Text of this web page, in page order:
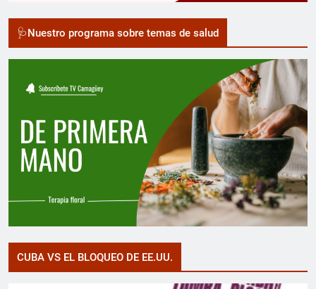
🩺Nuestro programa sobre temas de salud
CUBA VS EL BLOQUEO DE EE.UU.